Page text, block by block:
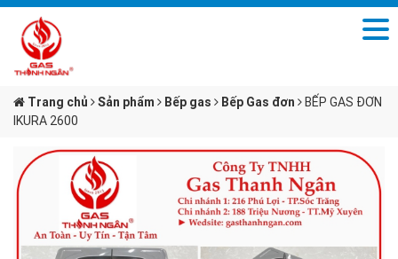
Trang chủ Sản phẩm Bếp gas Bếp Gas đơn
BẾP GAS ĐƠN
IKURA 2600